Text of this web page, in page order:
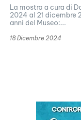
La mostra a cura di
2024 al 21 dicembre
anni del Museo:...
18 Dicembre 2024